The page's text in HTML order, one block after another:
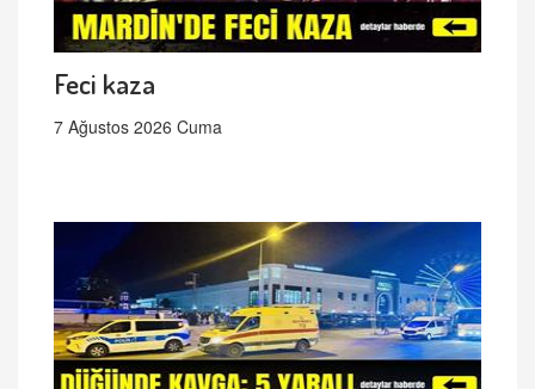
Feci kaza
7 Ağustos 2026 Cuma